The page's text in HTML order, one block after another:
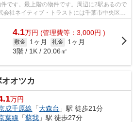
です。最上階の物件です。周辺に2駅あるので
社ネイティブ・トラストには千葉市中央区エ
。ご質問...
4.1万円 (管理費等：3,000円 )
敷金 1ヶ月 礼金
1ヶ月
3階 / 1K / 20.06㎡
オオツカ
万円
成千原線 「大森台 」駅 徒歩21分
葉線 「蘇我 」駅 徒歩27分